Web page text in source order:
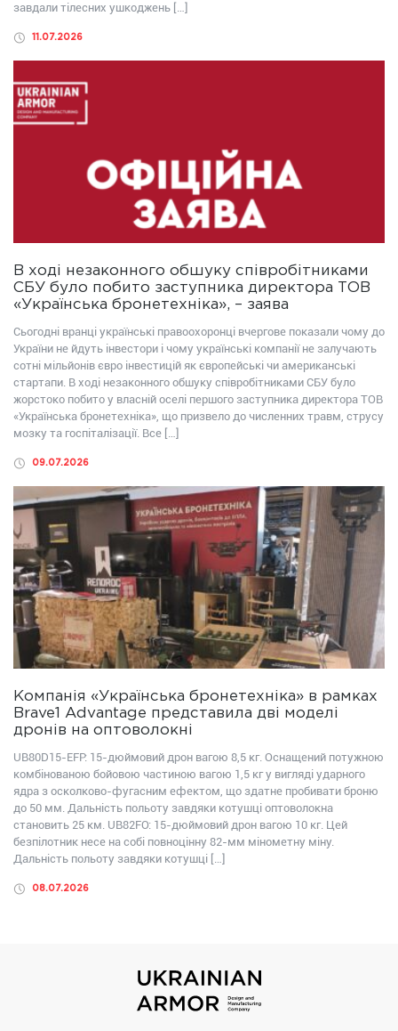
завдали тілесних ушкоджень […]
11.07.2026
В ході незаконного обшуку співробітниками
СБУ було побито заступника директора ТОВ
«Українська бронетехніка», – заява
Сьогодні вранці українські правоохоронці вчергове показали чому до
України не йдуть інвестори і чому українські компанії не залучають
сотні мільйонів євро інвестицій як європейські чи американські
стартапи. В ході незаконного обшуку співробітниками СБУ було
жорстоко побито у власній оселі першого заступника директора ТОВ
«Українська бронетехніка», що призвело до численних травм, струсу
мозку та госпіталізації. Все […]
09.07.2026
Компанія «Українська бронетехніка» в рамках
Brave1 Advantage представила дві моделі
дронів на оптоволокні
UB80D15-EFP: 15-дюймовий дрон вагою 8,5 кг. Оснащений потужною
комбінованою бойовою частиною вагою 1,5 кг у вигляді ударного
ядра з осколково-фугасним ефектом, що здатне пробивати броню
до 50 мм. Дальність польоту завдяки котушці оптоволокна
становить 25 км. UB82FО: 15-дюймовий дрон вагою 10 кг. Цей
безпілотник несе на собі повноцінну 82-мм мінометну міну.
Дальність польоту завдяки котушці […]
08.07.2026